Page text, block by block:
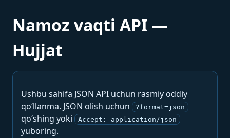
Namoz vaqti API —
Hujjat
Ushbu sahifa JSON API uchun rasmiy oddiy
qo‘llanma. JSON olish uchun
?format=json
qo‘shing yoki Accept: application/json
yuboring.